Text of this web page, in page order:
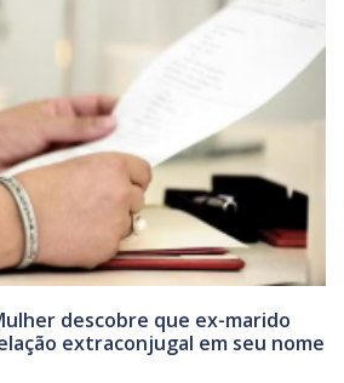
descobre que ex-marido
extraconjugal em seu nome